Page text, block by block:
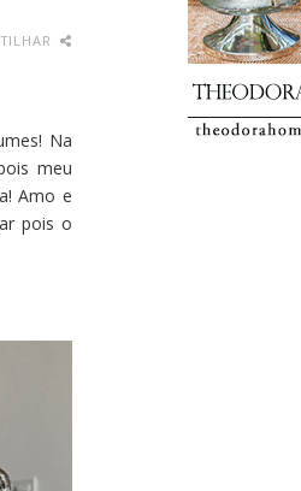
Na
meu
Amo e
pois o